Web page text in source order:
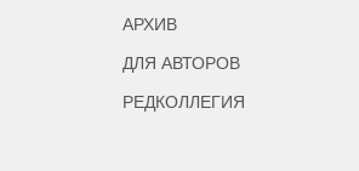
АРХИВ
ДЛЯ АВТОРОВ
РЕДКОЛЛЕГИЯ